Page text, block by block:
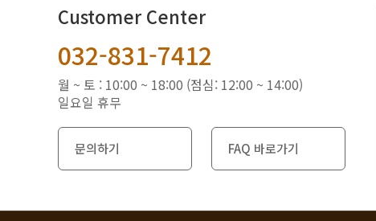
Customer Center
032-831-7412
월 ~ 토 : 10:00 ~ 18:00 (점심: 12:00 ~ 14:00)
일요일 휴무
문의하기 FAQ 바로가기